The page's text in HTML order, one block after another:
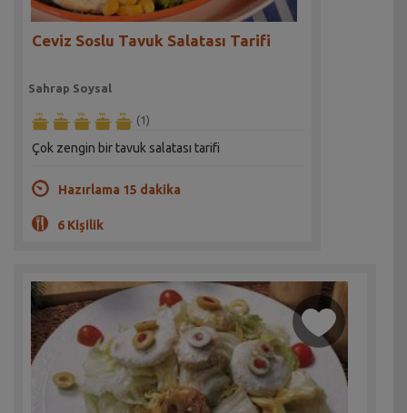
Ceviz Soslu Tavuk Salatası Tarifi
Sahrap Soysal
(1)
Çok zengin bir tavuk salatası tarifi
Hazırlama 15 dakika
6 Kişilik